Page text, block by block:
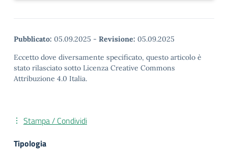
Pubblicato: 05.09.2025 - Revisione: 05.09.2025
Eccetto dove diversamente specificato, questo articolo è
stato rilasciato sotto Licenza Creative Commons
Attribuzione 4.0 Italia.
Stampa / Condividi
Tipologia